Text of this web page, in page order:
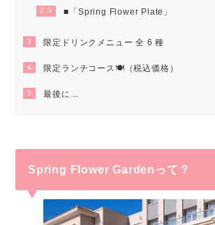
2.3 ■「Spring Flower Plate」
3 限定ドリンクメニュー 全 6 種
4 限定ランチコース🍽（税込価格）
5 最後に…
Spring Flower Gardenって？